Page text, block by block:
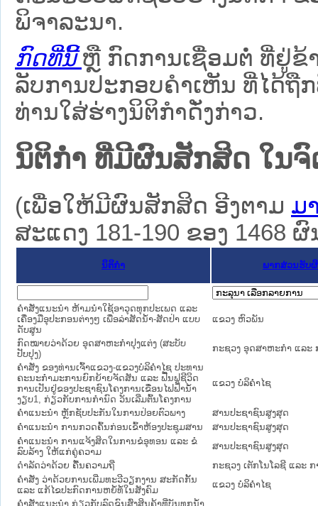
ພິຈາລະນາ.
ກົດທີ່ນີ້ ຫຼື ກົດການເຊື່ອມຕໍ່ ທີ່ຢູ່ຂ້
ລັບການປະກອບຄຳເຫັນ ທີ່ໄດ້ຖື
ທ່ານໃສ່ຮ່າງນິຕິກຳດັ່ງກ່າວ.
ນິຕິກໍາ ທີ່ມີຜົນສັກສິດ ໃນ
(ເພື່ອໃຫ້ມີຜົນສັກສິດ ອີງຕາມ ມ
ສະແດງ 181-190 ຂອງ 1468
ນິຕິກໍາ ພາກສ່ວນຮັບ
ຄຳສັ່ງແນະນຳ ຫ້າມນຳໃຊ້ອາວຸດທຸກປະເພດ ແລະ
ເຄື່ອງມືອຸປະກອນຕ່າງໆ ເພື່ອລ່າສັດນ້ຳ-ສັດປ່າ ແບບ
ດັບສູນ
ແຂວງ ຫົວພັນ
ກົດໝາຍວ່າດ້ວຍ ອຸດສາຫະກຳປຸງແຕ່ງ (ສະບັບ
ປັບປຸງ)
ກະຊວງ ອຸດສາຫະກຳ ແລະ
ຄຳສັ່ງ ຂອງທ່ານເຈົ້າແຂວງ-ແຂວງບໍລິຄຳໄຊ ປະທານ
ຄະນະກຳມະການຍົກຍ້າຍຈັດສັນ ແລະ ຟື້ນຟູຊີວິດ
ການເປັນຢູ່ຂອງປະຊາຊົນໂຄງການເຂື່ອນໄຟຟ້ານໍ້ຳ
ງຽບ1, ກ່ຽວກັບການກຳນົດ ວັນເລີ່ມຕົ້ນໂຄງການ
ແຂວງ ບໍລິຄໍາໄຊ
ຄຳແນະນຳ ຫຼັກຊັບປະກັນໃນການປ່ອຍຕົວພາງ
ສານປະຊາຊົນສູງສຸດ
ຄຳແນະນຳ ການກວດຄົ້ນກ່ອນເຂົ້າຫ້ອງປະຊຸມສານ
ສານປະຊາຊົນສູງສຸດ
ຄຳແນະນຳ ການແຈ້ງສິດໃນການຂໍອຸທອນ ແລະ ຂໍ
ລົບລ້າງ ໃຫ້ແກ່ຄູ່ຄວາມ
ສານປະຊາຊົນສູງສຸດ
ດຳລັດວ່າດ້ວຍ ຄື້ນຄວາມຖີ່
ກະຊວງ ເຕັກໂນໂລຊີ ແລະ
ຄຳສັ່ງ ວ່າດ້ວຍການເພີ່ມທະວີວຽກງານ ສະກັດກັ້ນ
ແລະ ແກ້ໄຂປະກົດການຫຍໍ້ທໍ້ໃນສັງຄົມ
ແຂວງ ບໍລິຄໍາໄຊ
ຄຳສັ່ງແນະນຳ ກ່ຽວກັບລົດຂົນສົ່ງສິນຄ້າທີ່ບັນທຸກນ້ຳ